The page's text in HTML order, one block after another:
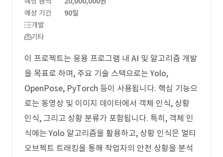
예상 기간
90일
개발
기타
이 프로젝트는 응용 프로그램 내 AI 및 알고리즘 개발
을 목표로 하며, 주요 기술 스택으로는 Yolo,
OpenPose, PyTorch 등이 사용됩니다. 핵심 기능으
로는 동영상 및 이미지 데이터에서 객체 인식, 상황
인식, 그리고 상황 분류가 포함됩니다. 특히, 객체 인
식에는 Yolo 알고리즘을 활용하고, 상황 인식은 멀티
오브젝트 트래킹을 통해 작업자의 안전 상황을 분석